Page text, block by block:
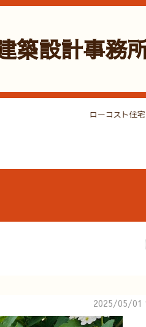
築設計事務
ローコスト住宅
2025/05/01